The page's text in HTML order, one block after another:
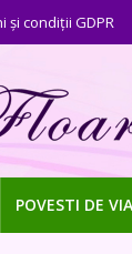
şi condiţii GDPR
POVESTI DE